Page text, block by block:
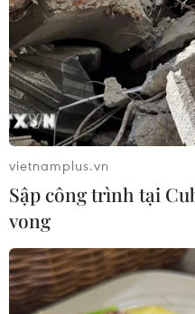
vietnamplus.vn
Sập công trình tại
vong